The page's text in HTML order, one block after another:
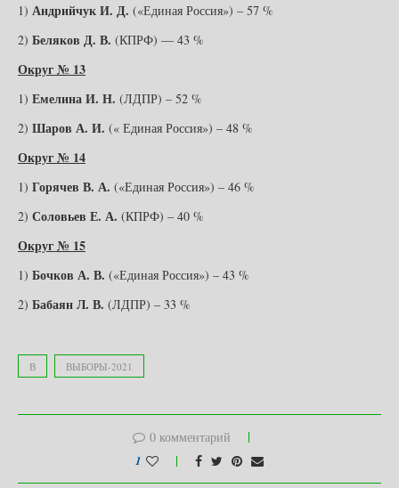
1) Андрийчук И. Д. («Единая Россия») – 57 %
2) Беляков Д. В. (КПРФ) — 43 %
Округ № 13
1) Емелина И. Н. (ЛДПР) – 52 %
2) Шаров А. И. (« Единая Россия») – 48 %
Округ № 14
1) Горячев В. А. («Единая Россия») – 46 %
2) Соловьев Е. А. (КПРФ) – 40 %
Округ № 15
1) Бочков А. В. («Единая Россия») – 43 %
2) Бабаян Л. В. (ЛДПР) – 33 %
В ВЫБОРЫ-2021
0 комментарий
1